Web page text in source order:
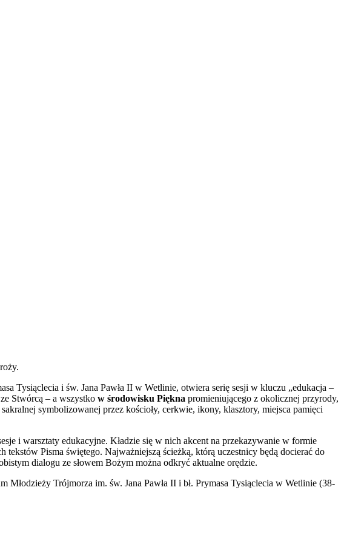
Tysiąclecia i św. Jana Pawła II w Wetlinie, otwiera serię sesji w kluczu „edukacja –
Stwórcą – a wszystko w środowisku Piękna promieniującego z okolicznej przyrody,
symbolizowanej przez kościoły, cerkwie, ikony, klasztory, miejsca pamięci
i warsztaty edukacyjne. Kładzie się w nich akcent na przekazywanie w formie
Pisma świętego. Najważniejszą ścieżką, którą uczestnicy będą docierać do
dialogu ze słowem Bożym można odkryć aktualne orędzie.
Trójmorza im. św. Jana Pawła II i bł. Prymasa Tysiąclecia w Wetlinie (38-